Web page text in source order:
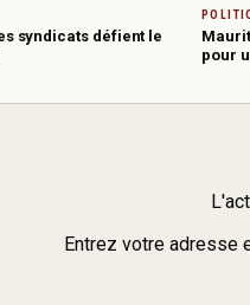
syndicats défient le
pour
Entrez votre adresse